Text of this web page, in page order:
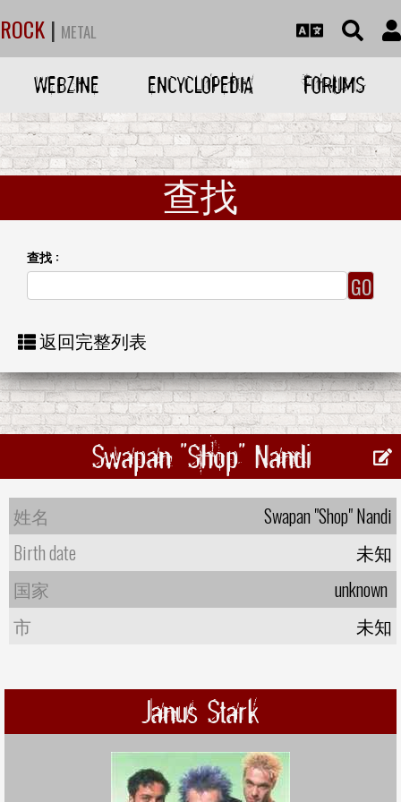
ROCK | METAL
WEBZINE ENCYCLOPEDIA FORUMS
查找
查找 :
返回完整列表
Swapan "Shop" Nandi
姓名
Swapan "Shop" Nandi
Birth date
未知
国家
unknown
市
未知
Janus Stark